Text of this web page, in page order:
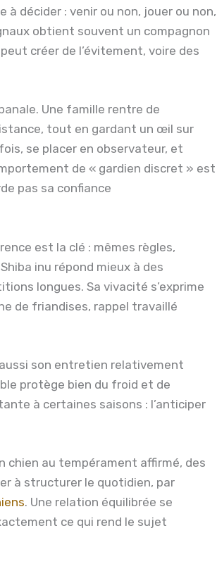
décider : venir ou non, jouer ou non,
obtient souvent un compagnon
créer de l’évitement, voire des
Une famille rentre de
tout en gardant un œil sur
se placer en observateur, et
de « gardien discret » est
pas sa confiance
est la clé : mêmes règles,
inu répond mieux à des
longues. Sa vivacité s’exprime
de friandises, rappel travaillé
son entretien relativement
protège bien du froid et de
à certaines saisons : l’anticiper
chien au tempérament affirmé, des
à structurer le quotidien, par
. Une relation équilibrée se
ce qui rend le sujet